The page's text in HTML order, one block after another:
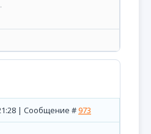
| Сообщение #973